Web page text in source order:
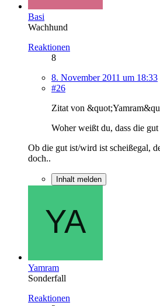
Basi
Wachhund
Reaktionen
8
8. November 2011 um 18:33
#26
Zitat von
Woher weißt du, dass die
Ob die gut ist/wird ist scheißegal,
doch..
Inhalt melden
Yamram
Sonderfall
Reaktionen